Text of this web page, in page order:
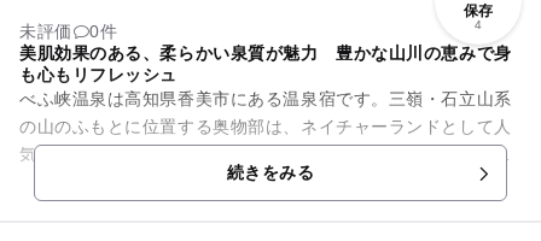
保存
4
未評価
0件
美肌効果のある、柔らかい泉質が魅力 豊かな山川の恵みで身
も心もリフレッシュ
べふ峡温泉は高知県香美市にある温泉宿です。三嶺・石立山系
の山のふもとに位置する奥物部は、ネイチャーランドとして人
気があります。県立の自然公園や自然休養林もあり、美しい自
然に囲まれています。初夏は...続きをみる